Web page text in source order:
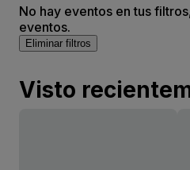
No hay eventos en tus
eventos.
Eliminar filtros
Visto